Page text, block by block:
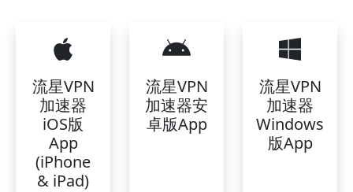
流星VPN
加速器
iOS版
App
(iPhone
& iPad)
流星VPN
加速器安
卓版App
流星VPN
加速器
Windows
版App